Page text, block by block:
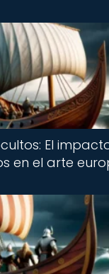
El
en el arte